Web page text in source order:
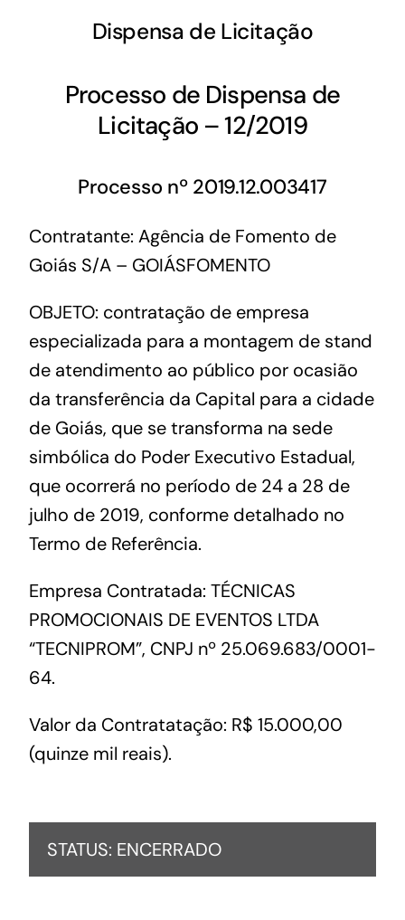
Dispensa de Licitação
Processo de Dispensa de
Licitação – 12/2019
Processo nº 2019.12.003417
Contratante: Agência de Fomento de
Goiás S/A – GOIÁSFOMENTO
OBJETO: contratação de empresa
especializada para a montagem de stand
de atendimento ao público por ocasião
da transferência da Capital para a cidade
de Goiás, que se transforma na sede
simbólica do Poder Executivo Estadual,
que ocorrerá no período de 24 a 28 de
julho de 2019, conforme detalhado no
Termo de Referência.
Empresa Contratada: TÉCNICAS
PROMOCIONAIS DE EVENTOS LTDA
“TECNIPROM”, CNPJ nº 25.069.683/0001-
64.
Valor da Contratatação: R$ 15.000,00
(quinze mil reais).
STATUS: ENCERRADO